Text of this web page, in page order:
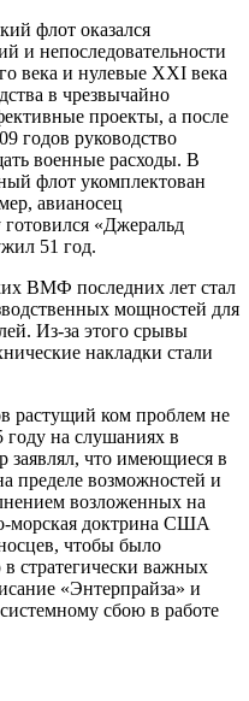
флот оказался
и непоследовательности
века и нулевые XXI века
в чрезвычайно
проекты, а после
годов руководство
военные расходы. В
флот укомплектован
авианосец
«Джеральд
51 год.
ВМФ последних лет стал
мощностей для
Из-за этого срывы
накладки стали
растущий ком проблем не
на слушаниях в
заявлял, что имеющиеся в
пределе возможностей и
возложенных на
морская доктрина США
чтобы было
стратегически важных
«Энтерпрайза» и
сбою в работе